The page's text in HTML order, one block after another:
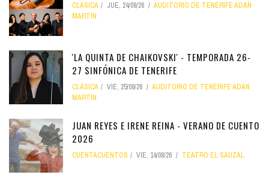
CLÁSICA JUE, 24/09/26
AUDITORIO DE TENERIFE ADÁN
MARTÍN
'LA QUINTA DE CHAIKOVSKI' - TEMPORADA 26-
27 SINFÓNICA DE TENERIFE
CLÁSICA VIE, 25/09/26
AUDITORIO DE TENERIFE ADÁN
MARTÍN
JUAN REYES E IRENE REINA - VERANO DE CUENTO
2026
CUENTACUENTOS VIE, 14/08/26 TEATRO EL SAUZAL